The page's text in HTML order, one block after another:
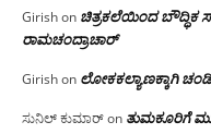
Girishon ಚಿತ್ರಕಲೆಯಿಂದ ಬೌದ್ಧಿಕ
ರಾಮಚಂದ್ರಾಚಾರ್
Girishon ಲೋಕಕಲ್ಯಾಣಕ್ಕಾಗಿ
ಸುನಿಲ್ ಕುಮಾರ್on ತುಮಕೂರಿಗೆ